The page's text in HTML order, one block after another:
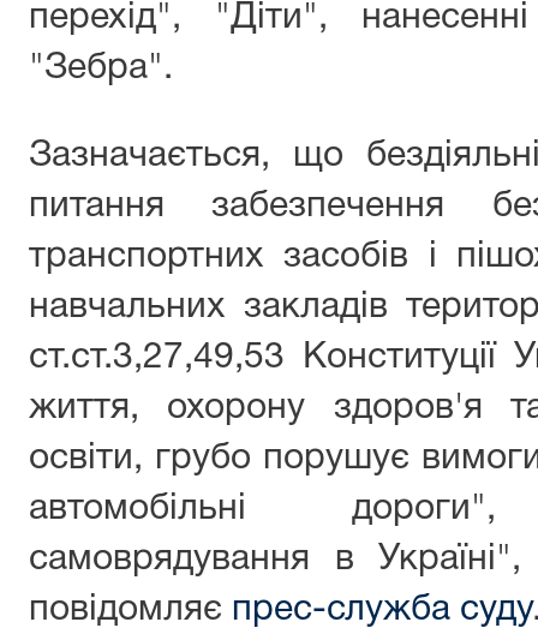
перехід", "Діти",
"Зебра".
Зазначається, що
питання забезпечення
транспортних засобів і
навчальних закладів
ст.ст.3,27,49,53 Конституції
життя, охорону здоров'я та
освіти, грубо порушує
автомобільні
самоврядування в
повідомляє прес-служба суду